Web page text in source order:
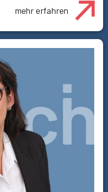
mehr erfahren